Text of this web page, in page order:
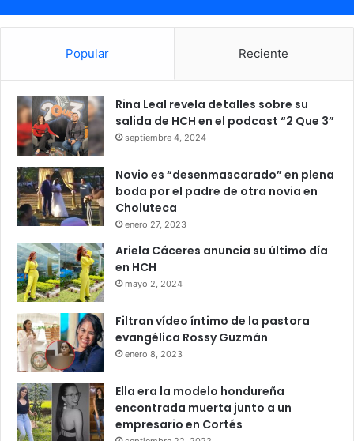
Popular Reciente
Rina Leal revela detalles sobre su
salida de HCH en el podcast “2 Que 3”
septiembre 4, 2024
Novio es “desenmascarado” en plena
boda por el padre de otra novia en
Choluteca
enero 27, 2023
Ariela Cáceres anuncia su último día
en HCH
mayo 2, 2024
Filtran vídeo íntimo de la pastora
evangélica Rossy Guzmán
enero 8, 2023
Ella era la modelo hondureña
encontrada muerta junto a un
empresario en Cortés